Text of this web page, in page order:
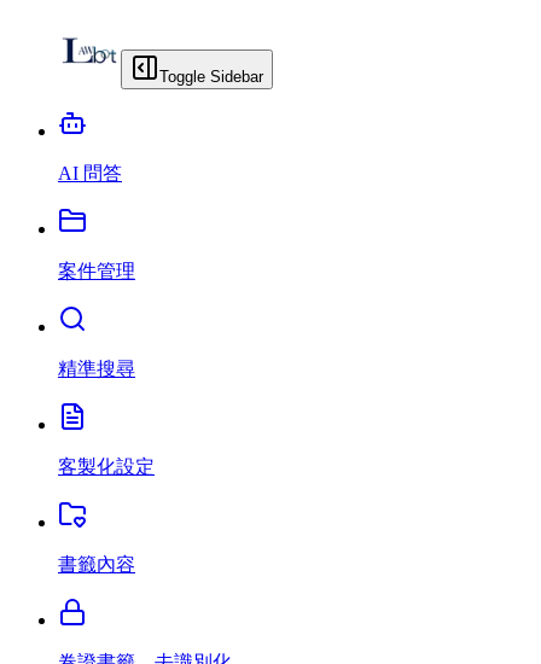
Toggle Sidebar
AI 問答
案件管理
精準搜尋
客製化設定
書籤內容